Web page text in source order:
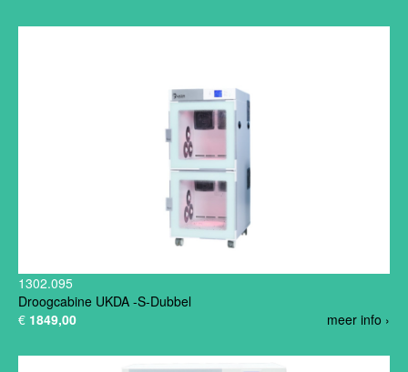
1302.095
Droogcabine UKDA -S-Dubbel
meer info ›
€ 1849,00